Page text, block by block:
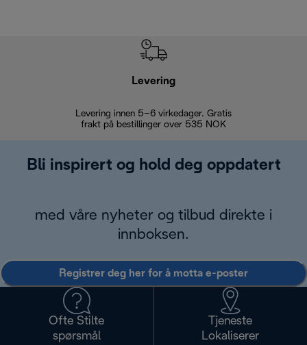
Levering
Levering innen 5–6 virkedager. Gratis
frakt på bestillinger over 535 NOK
Bli inspirert og hold deg oppdatert
med våre nyheter og tilbud direkte i
innboksen.
Registrer deg her for å motta e-poster
Ofte Stilte
spørsmål
Tjeneste
Lokaliserer